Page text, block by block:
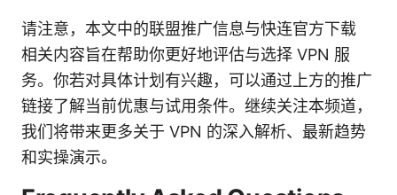
请注意，本文中的联盟推广信息与快连官方下载
相关内容旨在帮助你更好地评估与选择 VPN 服
务。你若对具体计划有兴趣，可以通过上方的推广
链接了解当前优惠与试用条件。继续关注本频道，
我们将带来更多关于 VPN 的深入解析、最新趋势
和实操演示。